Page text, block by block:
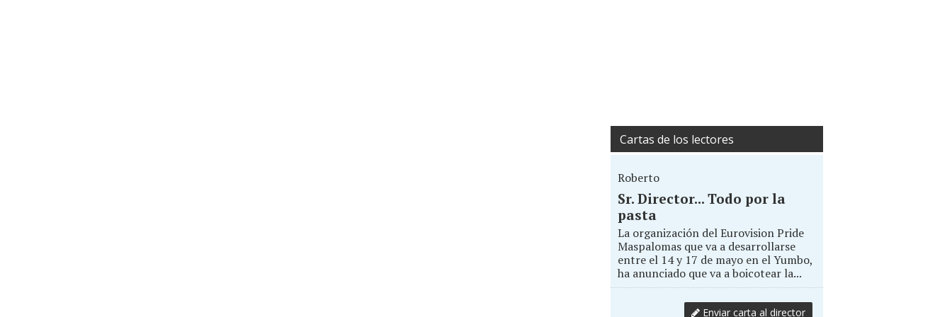
Cartas de los lectores
Roberto
Sr. Director... Todo por la
pasta
La organización del Eurovision Pride
Maspalomas que va a desarrollarse
entre el 14 y 17 de mayo en el Yumbo,
ha anunciado que va a boicotear la...
Enviar carta al director